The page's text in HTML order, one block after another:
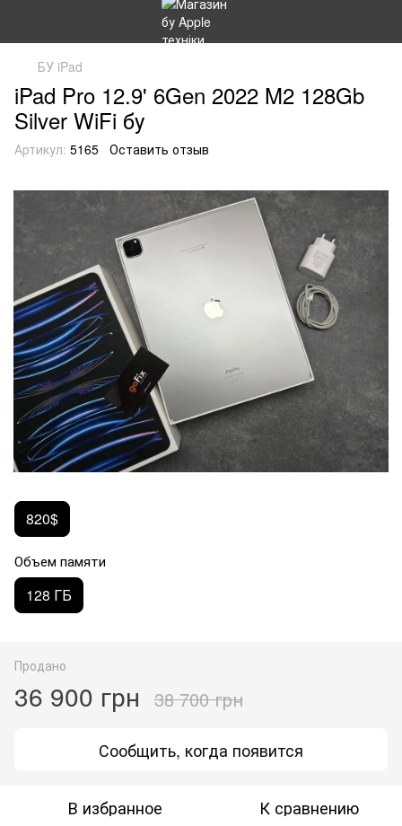
БУ iPad
iPad Pro 12.9' 6Gen 2022 M2 128Gb
Silver WiFi бу
Артикул: 5165 Оставить отзыв
820$
Объем памяти
128 ГБ
Продано
36 900 грн 38 700 грн
Сообщить, когда появится
В избранное К сравнению